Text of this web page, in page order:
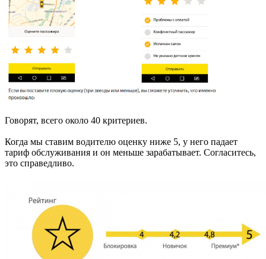
Говорят, всего около 40 критериев.
Когда мы ставим водителю оценку ниже 5, у него падает
тариф обслуживания и он меньше зарабатывает. Согласитесь,
это справедливо.